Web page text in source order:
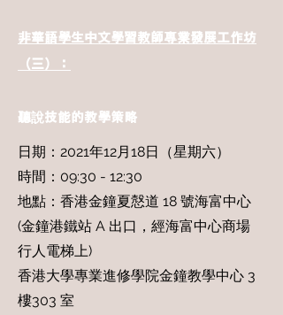
非華語學生中文學習教師專業發展工作坊
（三）：
聽說技能的教學策略
日期：2021年12月18日（星期六）
時間：09:30 - 12:30
地點：香港金鐘夏慤道 18 號海富中心
(金鐘港鐵站 A 出口，經海富中心商場
行人電梯上)
香港大學專業進修學院金鐘教學中心 3
樓303 室